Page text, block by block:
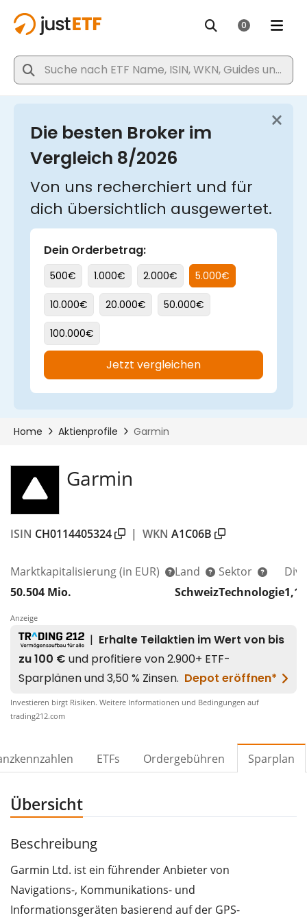
Garmin
ISIN CH0114405324 | WKN A1C06B
Marktkapitalisierung(in EUR)
50.504 Mio.
Land
Schweiz
Sektor
Technologie
Anzeige
Investieren birgt Risiken. Weitere Informationen und Bedingungen auf
trading212.com
ETFs Ordergebühren Sparplan
Übersicht
Beschreibung
Garmin Ltd. ist ein führender Anbieter von
Navigations-, Kommunikations- und
Informationsgeräten basierend auf der GPS-